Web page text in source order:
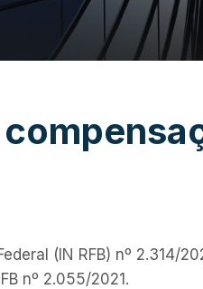
(IN RFB) nº 2.314/
nº 2.055/2021.